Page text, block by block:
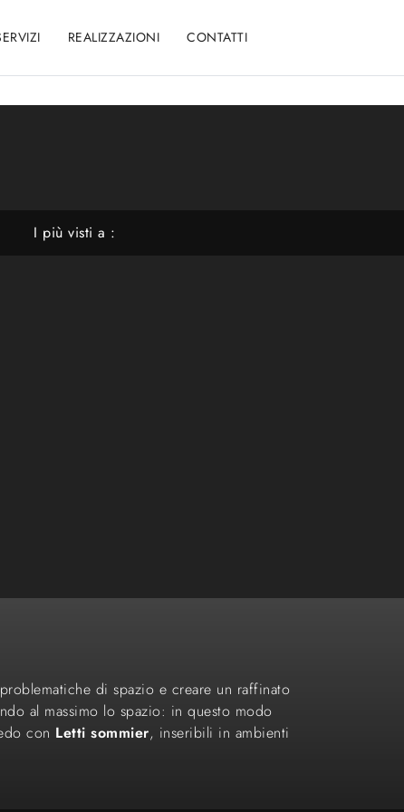
REALIZZAZIONI CONTATTI
I più visti a :
di spazio e creare un raffinato
al massimo lo spazio: in questo modo
con Letti sommier, inseribili in ambienti